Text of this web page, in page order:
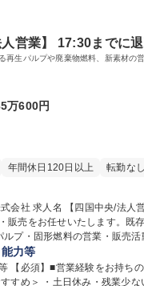
人営業】 17:30までに
再生パルプや廃棄物燃料、新素材の
万600円
年間休日120日以上 転勤なし
古紙リサイクルによる再生パルプや廃棄物燃
販売をお任せいたします。既
ルプ・固形燃料の営業・販売
応・顧客対応（出張あり）■
力等
【必須】■営業経験をお持ち